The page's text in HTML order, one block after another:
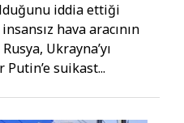
iddia ettiği
hava aracının
Ukrayna’yı
suikast...